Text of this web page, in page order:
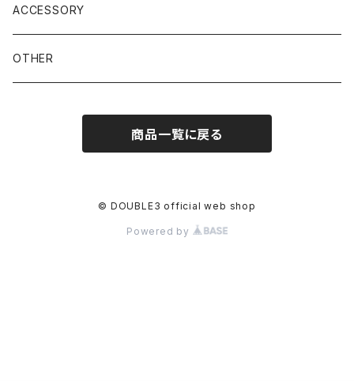
ACCESSORY
OTHER
商品一覧に戻る
© DOUBLE3 official web shop
Powered by